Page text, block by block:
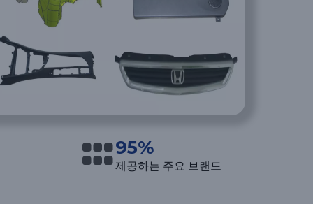
95%
제공하는 주요 브랜드